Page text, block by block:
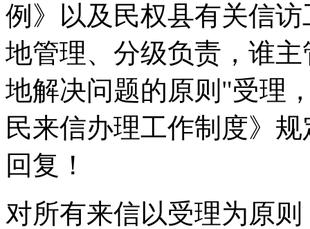
例》以及民权县有关信
地管理、分级负责，谁
地解决问题的原则"受理
民来信办理工作制度》
回复！
对所有来信以受理为原